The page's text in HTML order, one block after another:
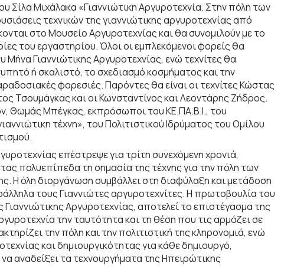
Σίλα Μιχάλακα «Γιαννιώτικη Αργυροτεχνία. Στην πόλη των
τεχνικών της γιαννιώτικης αργυροτεχνίας από
στο Μουσείο Αργυροτεχνίας και θα συνομιλούν με το
του εργαστηρίου. Όλοι οι εμπλεκόμενοι φορείς θα
Γιαννιώτικης Αργυροτεχνίας, ενώ τεχνίτες θα
ή σκαλιστό, το σχεδιασμό κοσμήματος και την
φορεσιές. Παρόντες θα είναι οι τεχνίτες Κώστας
Τσουμάγκας και οι Κωνσταντίνος και Λεοντάρης Ζήδρος.
Θωμάς Μπέγκας, εκπρόσωποι του ΚΕ.ΠΑ.Β.Ι., του
τέχνη», του Πολιτιστικού Ιδρύματος του Ομίλου
επέστρεψε για τρίτη συνεχόμενη χρονιά,
πολυεπίπεδα τη σημασία της τέχνης για την πόλη των
Η όλη διοργάνωση συμβάλλει στη διαφύλαξη και μετάδοση
τους Γιαννιώτες αργυροτεχνίτες. Η πρωτοβουλία του
Αργυροτεχνίας, αποτελεί το επιστέγασμα της
την ταυτότητα και τη θέση που τις αρμόζει σε
την πόλη και την πολιτιστική της κληρονομιά, ενώ
και δημιουργικότητας για κάθε δημιουργό,
αναδείξει τα τεχνουργήματα της Ηπειρώτικης